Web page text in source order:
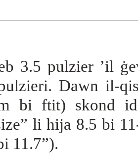
3.5 pulzier ’il
Dawn il-
bi ftit) skond
li hija 8.5 bi
11.7”).